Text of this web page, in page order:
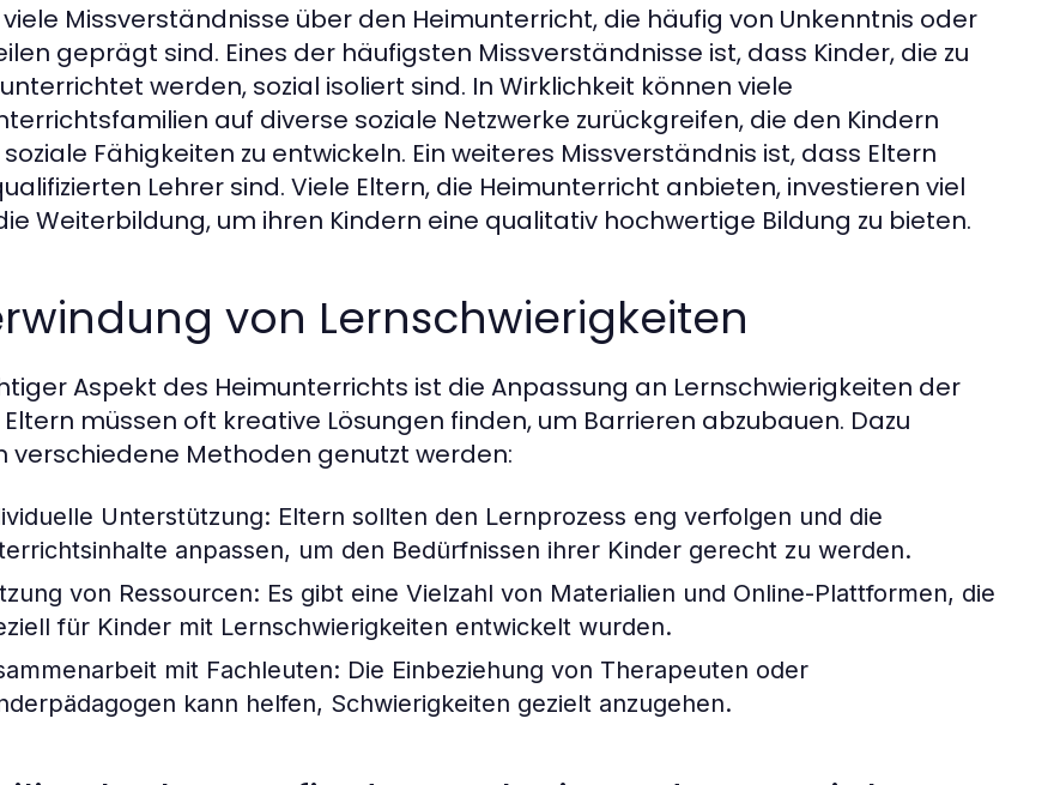
viele Missverständnisse über den Heimunterricht, die häufig von Unkenntnis oder
geprägt sind. Eines der häufigsten Missverständnisse ist, dass Kinder, die zu
werden, sozial isoliert sind. In Wirklichkeit können viele
auf diverse soziale Netzwerke zurückgreifen, die den Kindern
Fähigkeiten zu entwickeln. Ein weiteres Missverständnis ist, dass Eltern
Lehrer sind. Viele Eltern, die Heimunterricht anbieten, investieren viel
Weiterbildung, um ihren Kindern eine qualitativ hochwertige Bildung zu bieten.
von Lernschwierigkeiten
Aspekt des Heimunterrichts ist die Anpassung an Lernschwierigkeiten der
Eltern müssen oft kreative Lösungen finden, um Barrieren abzubauen. Dazu
verschiedene Methoden genutzt werden:
Unterstützung: Eltern sollten den Lernprozess eng verfolgen und die
anpassen, um den Bedürfnissen ihrer Kinder gerecht zu werden.
von Ressourcen: Es gibt eine Vielzahl von Materialien und Online-Plattformen, die
für Kinder mit Lernschwierigkeiten entwickelt wurden.
mit Fachleuten: Die Einbeziehung von Therapeuten oder
kann helfen, Schwierigkeiten gezielt anzugehen.